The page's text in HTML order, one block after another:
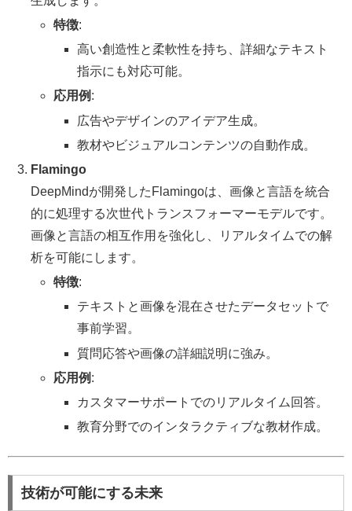
特徴:
高い創造性と柔軟性を持ち、詳細なテキスト
指示にも対応可能。
応用例 :
広告やデザインのアイデア生成。
教材やビジュアルコンテンツの自動作成。
Flamingo
DeepMindが開発したFlamingoは、画像と言語を統合
的に処理する次世代トランスフォーマーモデルです。
画像と言語の相互作用を強化し、リアルタイムでの解
析を可能にします。
特徴:
テキストと画像を混在させたデータセットで
事前学習。
質問応答や画像の詳細説明に強み。
応用例 :
カスタマーサポートでのリアルタイム回答。
教育分野でのインタラクティブな教材作成。
技術が可能にする未来